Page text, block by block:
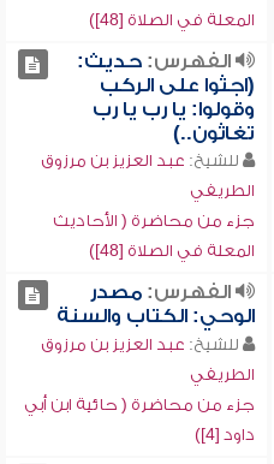
المعلة في الصلاة [48])
الفهرس:حديث:
(اجثوا على الركب
وقولوا: يا رب يا رب
تغاثون..)
للشيخ: عبد العزيز بن مرزوق
الطريفي
جزء من محاضرة ( الأحاديث
المعلة في الصلاة [48])
الفهرس:مصدر
الوحي: الكتاب والسنة
للشيخ: عبد العزيز بن مرزوق
الطريفي
جزء من محاضرة ( حائية ابن أبي
داود [4])